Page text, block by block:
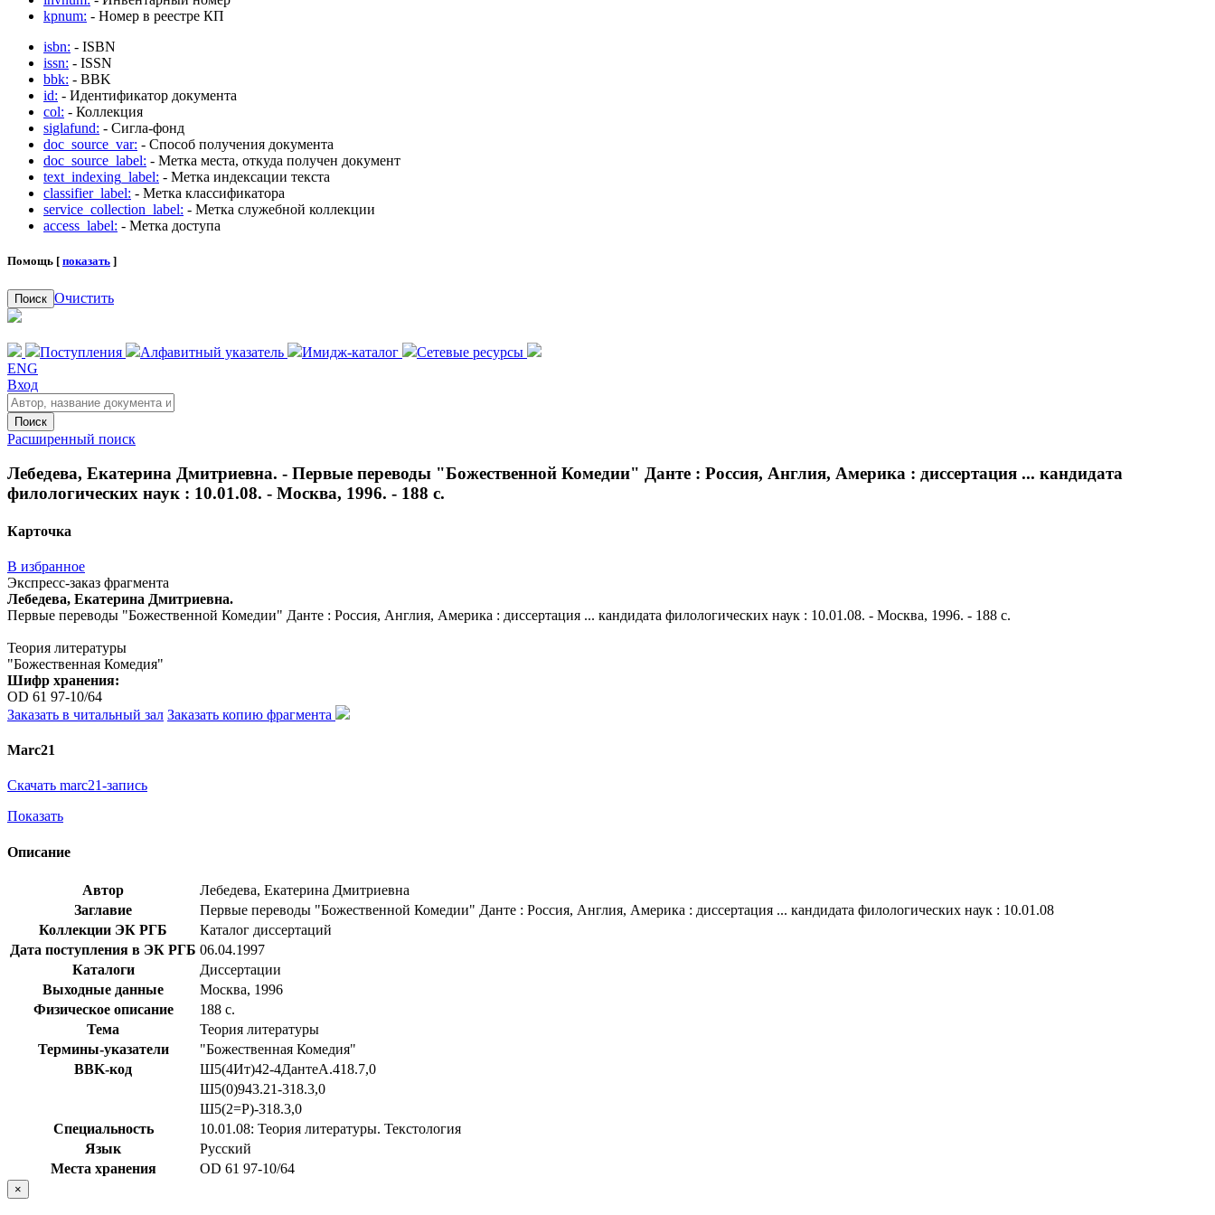
kpnum: - Номер в реестре КП
isbn: - ISBN
issn: - ISSN
bbk: - BBK
id: - Идентификатор документа
col: - Коллекция
siglafund: - Сигла-фонд
doc_source_var: - Способ получения документа
doc_source_label: - Метка места, откуда получен документ
text_indexing_label: - Метка индексации текста
classifier_label: - Метка классификатора
service_collection_label: - Метка служебной коллекции
access_label: - Метка доступа
Помощь [ показать ]
Поиск Очистить
Поступления Алфавитный указатель Имидж-каталог
Сетевые ресурсы
ENG
Вход
Поиск
Расширенный поиск
Лебедева, Екатерина Дмитриевна. - Первые переводы "Божественной Комедии" Данте : Россия, Англия, Америка : диссертация ... кандидата
филологических наук : 10.01.08. - Москва, 1996. - 188 с.
Карточка
В избранное
Экспресс-заказ фрагмента
Лебедева, Екатерина Дмитриевна.
Первые переводы "Божественной Комедии" Данте : Россия, Англия, Америка : диссертация ... кандидата филологических наук : 10.01.08. - Москва, 1996. - 188 с.
Теория литературы
"Божественная Комедия"
Шифр хранения:
OD 61 97-10/64
Заказать в читальный зал Заказать копию фрагмента
Marc21
Скачать marc21-запись
Показать
Описание
Автор
Лебедева, Екатерина Дмитриевна
Заглавие
Первые переводы "Божественной Комедии" Данте : Россия, Англия, Америка : диссертация ... кандидата филологических наук : 10.01.08
Коллекции ЭК РГБ
Каталог диссертаций
Дата поступления в ЭК РГБ 06.04.1997
Каталоги
Диссертации
Выходные данные
Москва, 1996
Физическое описание
188 с.
Тема
Теория литературы
Термины-указатели
"Божественная Комедия"
BBK-код
Ш5(4Ит)42-4ДантеА.418.7,0
Ш5(0)943.21-318.3,0
Ш5(2=Р)-318.3,0
Специальность
10.01.08: Теория литературы. Текстология
Язык
Русский
Места хранения
OD 61 97-10/64
×